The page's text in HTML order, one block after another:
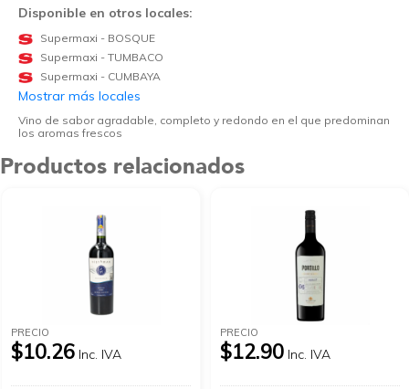
Disponible en otros locales:
Supermaxi - BOSQUE
Supermaxi - TUMBACO
Supermaxi - CUMBAYA
Mostrar más locales
Vino de sabor agradable, completo y redondo en el que predominan
los aromas frescos
Productos relacionados
PRECIO
$10.26 Inc. IVA
PRECIO
$12.90 Inc. IVA